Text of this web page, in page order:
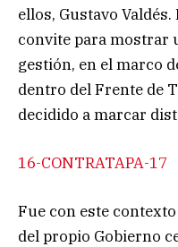
ellos, Gustavo
convite para mostrar
gestión, en el marco
dentro del Frente de
decidido a marcar
16-CONTRATAPA-17
Fue con este
del propio Gobierno